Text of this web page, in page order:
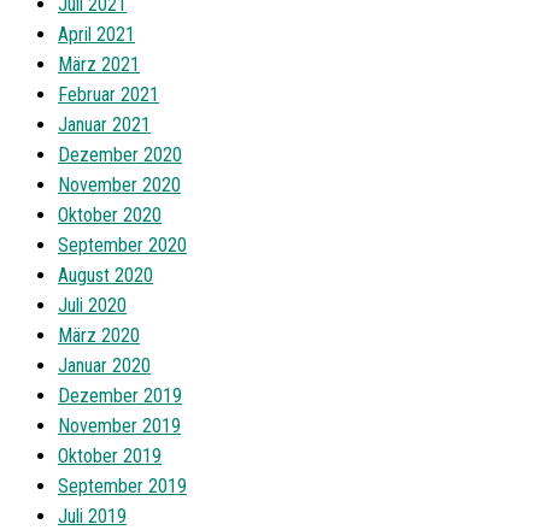
April 2021
März 2021
Februar 2021
Januar 2021
Dezember 2020
November 2020
Oktober 2020
September 2020
August 2020
Juli 2020
März 2020
Januar 2020
Dezember 2019
November 2019
Oktober 2019
September 2019
Juli 2019